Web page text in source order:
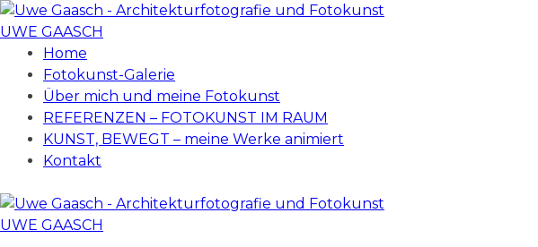
UWE GAASCH
Home
Fotokunst-Galerie
Über mich und meine Fotokunst
REFERENZEN – FOTOKUNST IM RAUM
KUNST, BEWEGT – meine Werke animiert
Kontakt
UWE GAASCH